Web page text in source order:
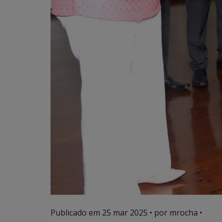
Publicado em 25 mar 2025 • por mrocha •